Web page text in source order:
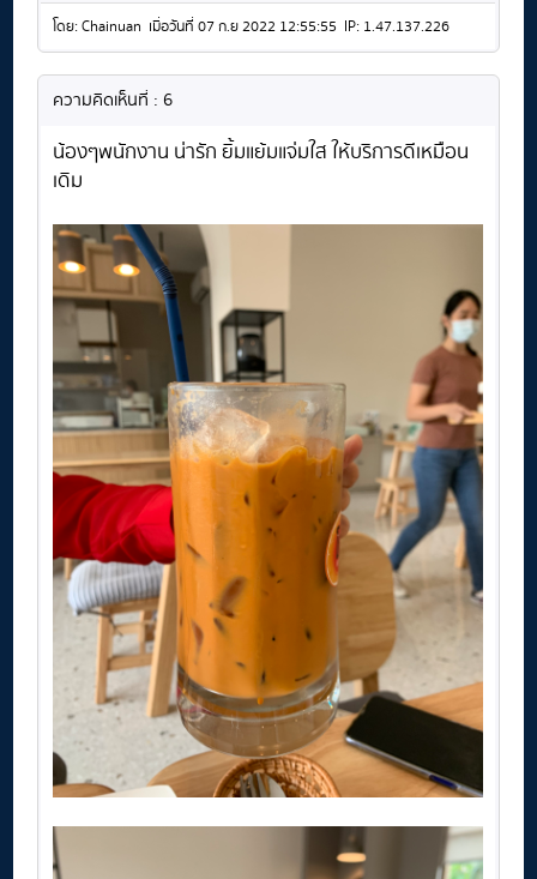
โดย: Chainuan เมื่อวันที่ 07 ก.ย 2022 12:55:55 IP: 1.47.137.226
ความคิดเห็นที่ : 6
น้องๆพนักงาน น่ารัก ยิ้มแย้มแจ่มใส ให้บริการดีเหมือน
เดิม